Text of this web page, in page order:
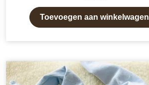
Toevoegen aan winkelwagen